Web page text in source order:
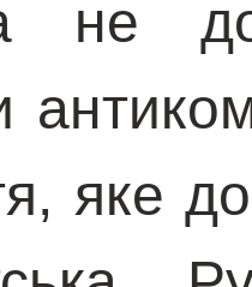
а не
яке